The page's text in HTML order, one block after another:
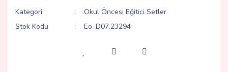
Kategori
Okul Öncesi Eğitici Setler
Stok Kodu
Eo_D07.23294